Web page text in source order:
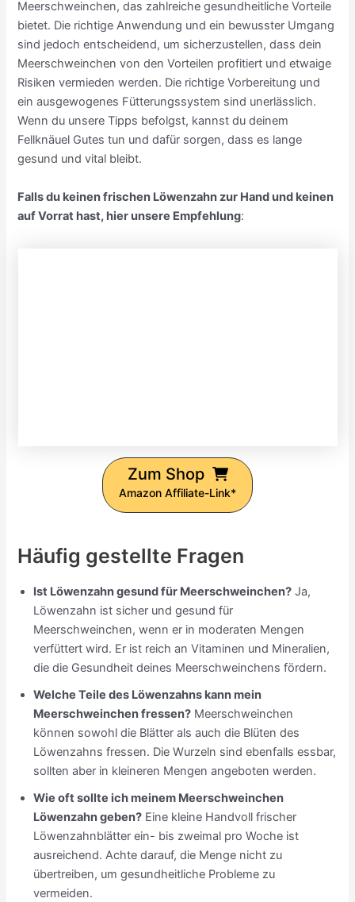
Meerschweinchen, das zahlreiche gesundheitliche Vorteile
bietet. Die richtige Anwendung und ein bewusster Umgang
sind jedoch entscheidend, um sicherzustellen, dass dein
Meerschweinchen von den Vorteilen profitiert und etwaige
Risiken vermieden werden. Die richtige Vorbereitung und
ein ausgewogenes Fütterungssystem sind unerlässlich.
Wenn du unsere Tipps befolgst, kannst du deinem
Fellknäuel Gutes tun und dafür sorgen, dass es lange
gesund und vital bleibt.
Falls du keinen frischen Löwenzahn zur Hand und keinen
auf Vorrat hast, hier unsere Empfehlung:
Zum Shop
Amazon Affiliate-Link*
Häufig gestellte Fragen
Ist Löwenzahn gesund für Meerschweinchen? Ja,
Löwenzahn ist sicher und gesund für
Meerschweinchen, wenn er in moderaten Mengen
verfüttert wird. Er ist reich an Vitaminen und Mineralien,
die die Gesundheit deines Meerschweinchens fördern.
Welche Teile des Löwenzahns kann mein
Meerschweinchen fressen? Meerschweinchen
können sowohl die Blätter als auch die Blüten des
Löwenzahns fressen. Die Wurzeln sind ebenfalls essbar,
sollten aber in kleineren Mengen angeboten werden.
Wie oft sollte ich meinem Meerschweinchen
Löwenzahn geben? Eine kleine Handvoll frischer
Löwenzahnblätter ein- bis zweimal pro Woche ist
ausreichend. Achte darauf, die Menge nicht zu
übertreiben, um gesundheitliche Probleme zu
vermeiden.